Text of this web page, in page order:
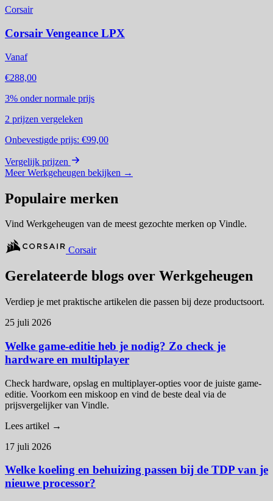
Corsair
Corsair Vengeance LPX
Vanaf
€288,00
3% onder normale prijs
2 prijzen vergeleken
Onbevestigde prijs: €99,00
Vergelijk prijzen
Meer Werkgeheugen bekijken →
Populaire merken
Vind Werkgeheugen van de meest gezochte merken op Vindle.
Corsair
Gerelateerde blogs over Werkgeheugen
Verdiep je met praktische artikelen die passen bij deze productsoort.
25 juli 2026
Welke game-editie heb je nodig? Zo check je
hardware en multiplayer
Check hardware, opslag en multiplayer-opties voor de juiste game-
editie. Voorkom een miskoop en vind de beste deal via de
prijsvergelijker van Vindle.
Lees artikel →
17 juli 2026
Welke koeling en behuizing passen bij de TDP van je
nieuwe processor?